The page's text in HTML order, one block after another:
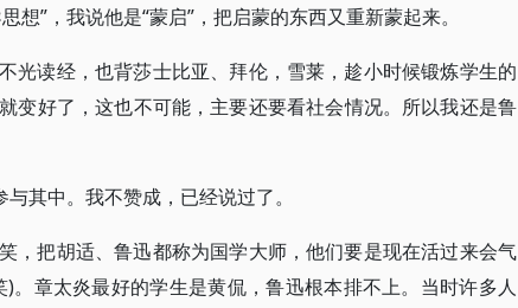
”，我说他是“蒙启”，把启蒙的东西又重新蒙起来。
光读经，也背莎士比亚、拜伦，雪莱，趁小时候锻炼学生的
变好了，这也不可能，主要还要看社会情况。所以我还是鲁
其中。我不赞成，已经说过了。
，把胡适、鲁迅都称为国学大师，他们要是现在活过来会气
。章太炎最好的学生是黄侃，鲁迅根本排不上。当时许多人